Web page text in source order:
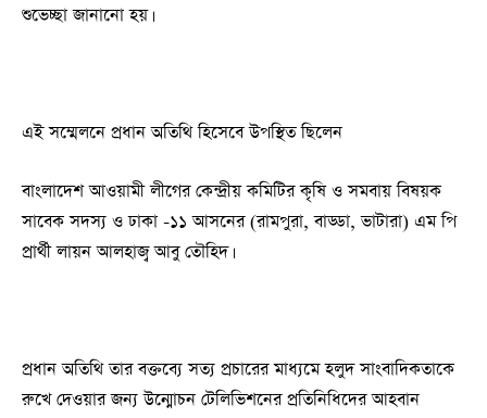
শুভেচ্ছা জানানো হয়।
এই সম্মেলনে প্রধান অতিথি হিসেবে উপস্থিত ছিলেন
বাংলাদেশ আওয়ামী লীগের কেন্দ্রীয় কমিটির কৃষি ও সমবায় বিষয়ক
সাবেক সদস্য ও ঢাকা -১১ আসনের (রামপুরা, বাড্ডা, ভাটারা) এম পি
প্রার্থী লায়ন আলহাজ্ব আবু তৌহিদ।
প্রধান অতিথি তার বক্তব্যে সত্য প্রচারের মাধ্যমে হলুদ সাংবাদিকতাকে
রুখে দেওয়ার জন্য উন্মোচন টেলিভিশনের প্রতিনিধিদের আহবান